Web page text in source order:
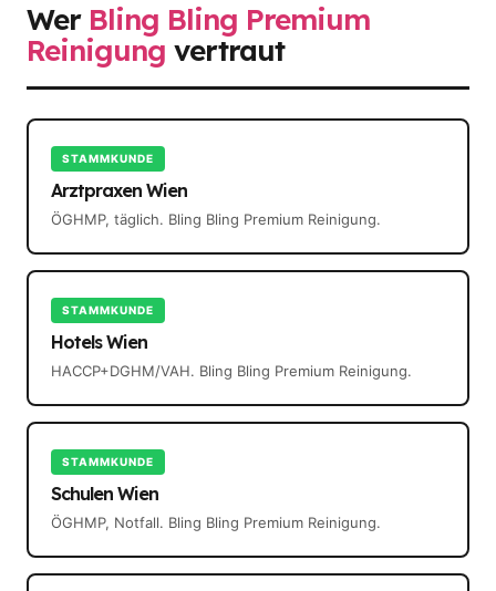
Wer Bling Bling Premium
Reinigung vertraut
STAMMKUNDE
Arztpraxen Wien
ÖGHMP, täglich. Bling Bling Premium Reinigung.
STAMMKUNDE
Hotels Wien
HACCP+DGHM/VAH. Bling Bling Premium Reinigung.
STAMMKUNDE
Schulen Wien
ÖGHMP, Notfall. Bling Bling Premium Reinigung.